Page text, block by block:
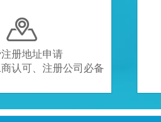

册地址申请
认可、注册公司必备